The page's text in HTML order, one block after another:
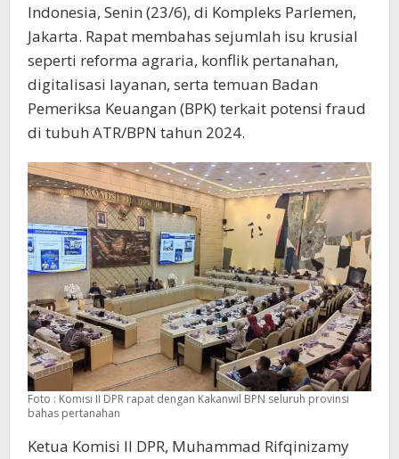
Indonesia, Senin (23/6), di Kompleks Parlemen,
Jakarta. Rapat membahas sejumlah isu krusial
seperti reforma agraria, konflik pertanahan,
digitalisasi layanan, serta temuan Badan
Pemeriksa Keuangan (BPK) terkait potensi fraud
di tubuh ATR/BPN tahun 2024.
Foto : Komisi II DPR rapat dengan Kakanwil BPN seluruh provinsi
bahas pertanahan
Ketua Komisi II DPR, Muhammad Rifqinizamy